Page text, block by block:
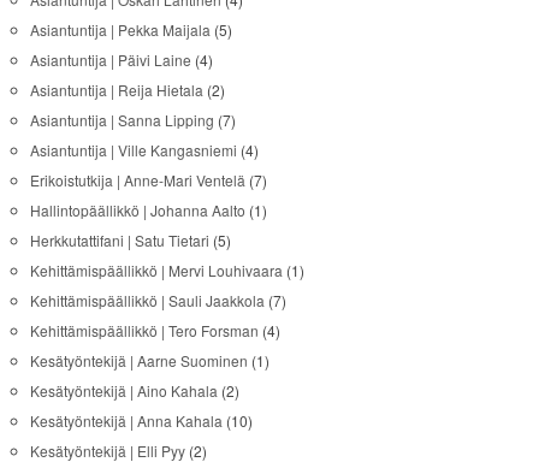
Asiantuntija | Pekka Maijala (5)
Asiantuntija | Päivi Laine (4)
Asiantuntija | Reija Hietala (2)
Asiantuntija | Sanna Lipping (7)
Asiantuntija | Ville Kangasniemi (4)
Erikoistutkija | Anne-Mari Ventelä (7)
Hallintopäällikkö | Johanna Aalto (1)
Herkkutattifani | Satu Tietari (5)
Kehittämispäällikkö | Mervi Louhivaara (1)
Kehittämispäällikkö | Sauli Jaakkola (7)
Kehittämispäällikkö | Tero Forsman (4)
Kesätyöntekijä | Aarne Suominen (1)
Kesätyöntekijä | Aino Kahala (2)
Kesätyöntekijä | Anna Kahala (10)
Kesätyöntekijä | Elli Pyy(2)